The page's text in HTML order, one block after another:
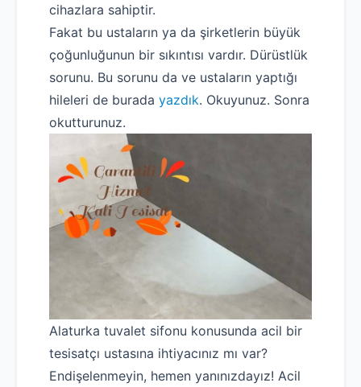
cihazlara sahiptir.
Fakat bu ustaların ya da şirketlerin büyük
çoğunluğunun bir sıkıntısı vardır. Dürüstlük
sorunu. Bu sorunu da ve ustaların yaptığı
hileleri de burada yazdık. Okuyunuz. Sonra
okutturunuz.
Alaturka tuvalet sifonu konusunda acil bir
tesisatçı ustasına ihtiyacınız mı var?
Endişelenmeyin, hemen yanınızdayız! Acil